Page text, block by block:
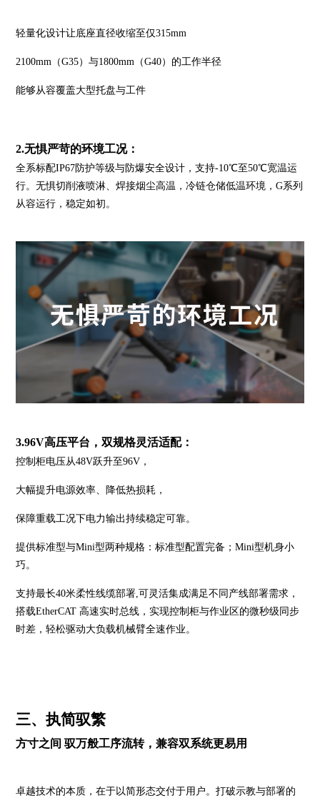
轻量化设计让底座直径收缩至仅315mm
2100mm（G35）与1800mm（G40）的工作半径
能够从容覆盖大型托盘与工件
2.无惧严苛的环境工况：
全系标配IP67防护等级与防爆安全设计，支持-10℃至50℃宽温运
行。无惧切削液喷淋、焊接烟尘高温，冷链仓储低温环境，G系列
从容运行，稳定如初。
3.96V高压平台，双规格灵活适配：
控制柜电压从48V跃升至96V，
大幅提升电源效率、降低热损耗，
保障重载工况下电力输出持续稳定可靠。
提供标准型与Mini型两种规格：标准型配置完备；Mini型机身小
巧。
支持最长40米柔性线缆部署,可灵活集成满足不同产线部署需求，
搭载EtherCAT 高速实时总线，实现控制柜与作业区的微秒级同步
时差，轻松驱动大负载机械臂全速作业。
三、执简驭繁
方寸之间 驭万般工序流转，兼容双系统更易用
卓越技术的本质，在于以简形态交付于用户。打破示教与部署的